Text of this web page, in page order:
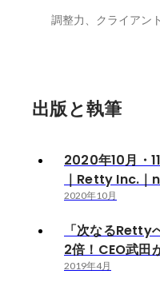
出版と執筆
2020年10月・
｜Retty Inc.｜
2020年10月
「次なるRetty
2倍！CEO武田
2019年4月